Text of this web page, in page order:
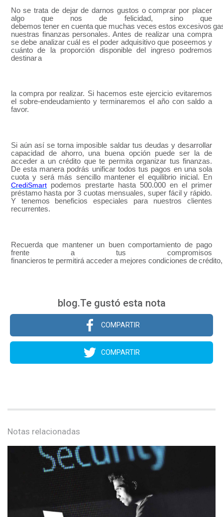
No se trata de dejar de darnos gustos o comprar por placer
algo que nos de felicidad, sino que
debemos tener en cuenta que muchas veces estos excesivos
nuestras finanzas personales. Antes de realizar una compra
se debe analizar cuál es el poder adquisitivo que poseemos y
cuánto de la proporción disponible del ingreso podremos
destinara
la compra por realizar. Si hacemos este ejercicio evitaremos
el sobre-endeudamiento y terminaremos el año con saldo a
favor.
Si aún así se torna imposible saldar tus deudas y desarrollar
capacidad de ahorro, una buena opción puede ser la de
acceder a un crédito que te permita organizar tus finanzas.
De esta manera podrás unificar todos tus pagos en una sola
cuota y será más sencillo mantener el equilibrio inicial. En
CrediSmartpodemos prestarte hasta 500.000 en el primer
préstamo hasta por 3 cuotas mensuales, super fácil y rápido.
Y tenemos beneficios especiales para nuestros clientes
recurrentes.
Recuerda que mantener un buen comportamiento de pago
frente a tus compromisos
financieros te permitirá acceder a mejores condiciones de crédito,
blog.Te gustó esta nota
COMPARTIR
COMPARTIR
Notas relacionadas